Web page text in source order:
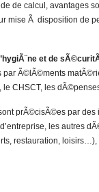
de calcul, avantages
mise Ã disposition de
et de
Ã©lÃ©ments
CHSCT, les
prÃ©cisÃ©es par
les autres
restauration,